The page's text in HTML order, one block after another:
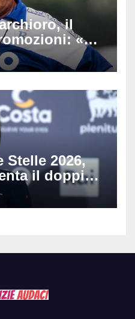
il
«Ha
Stelle 2026,
il doppio
Ornella